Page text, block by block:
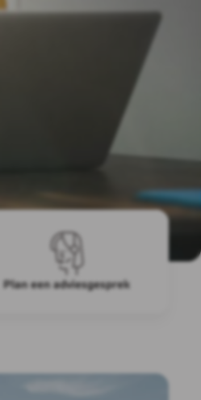
Plan een adviesgesprek